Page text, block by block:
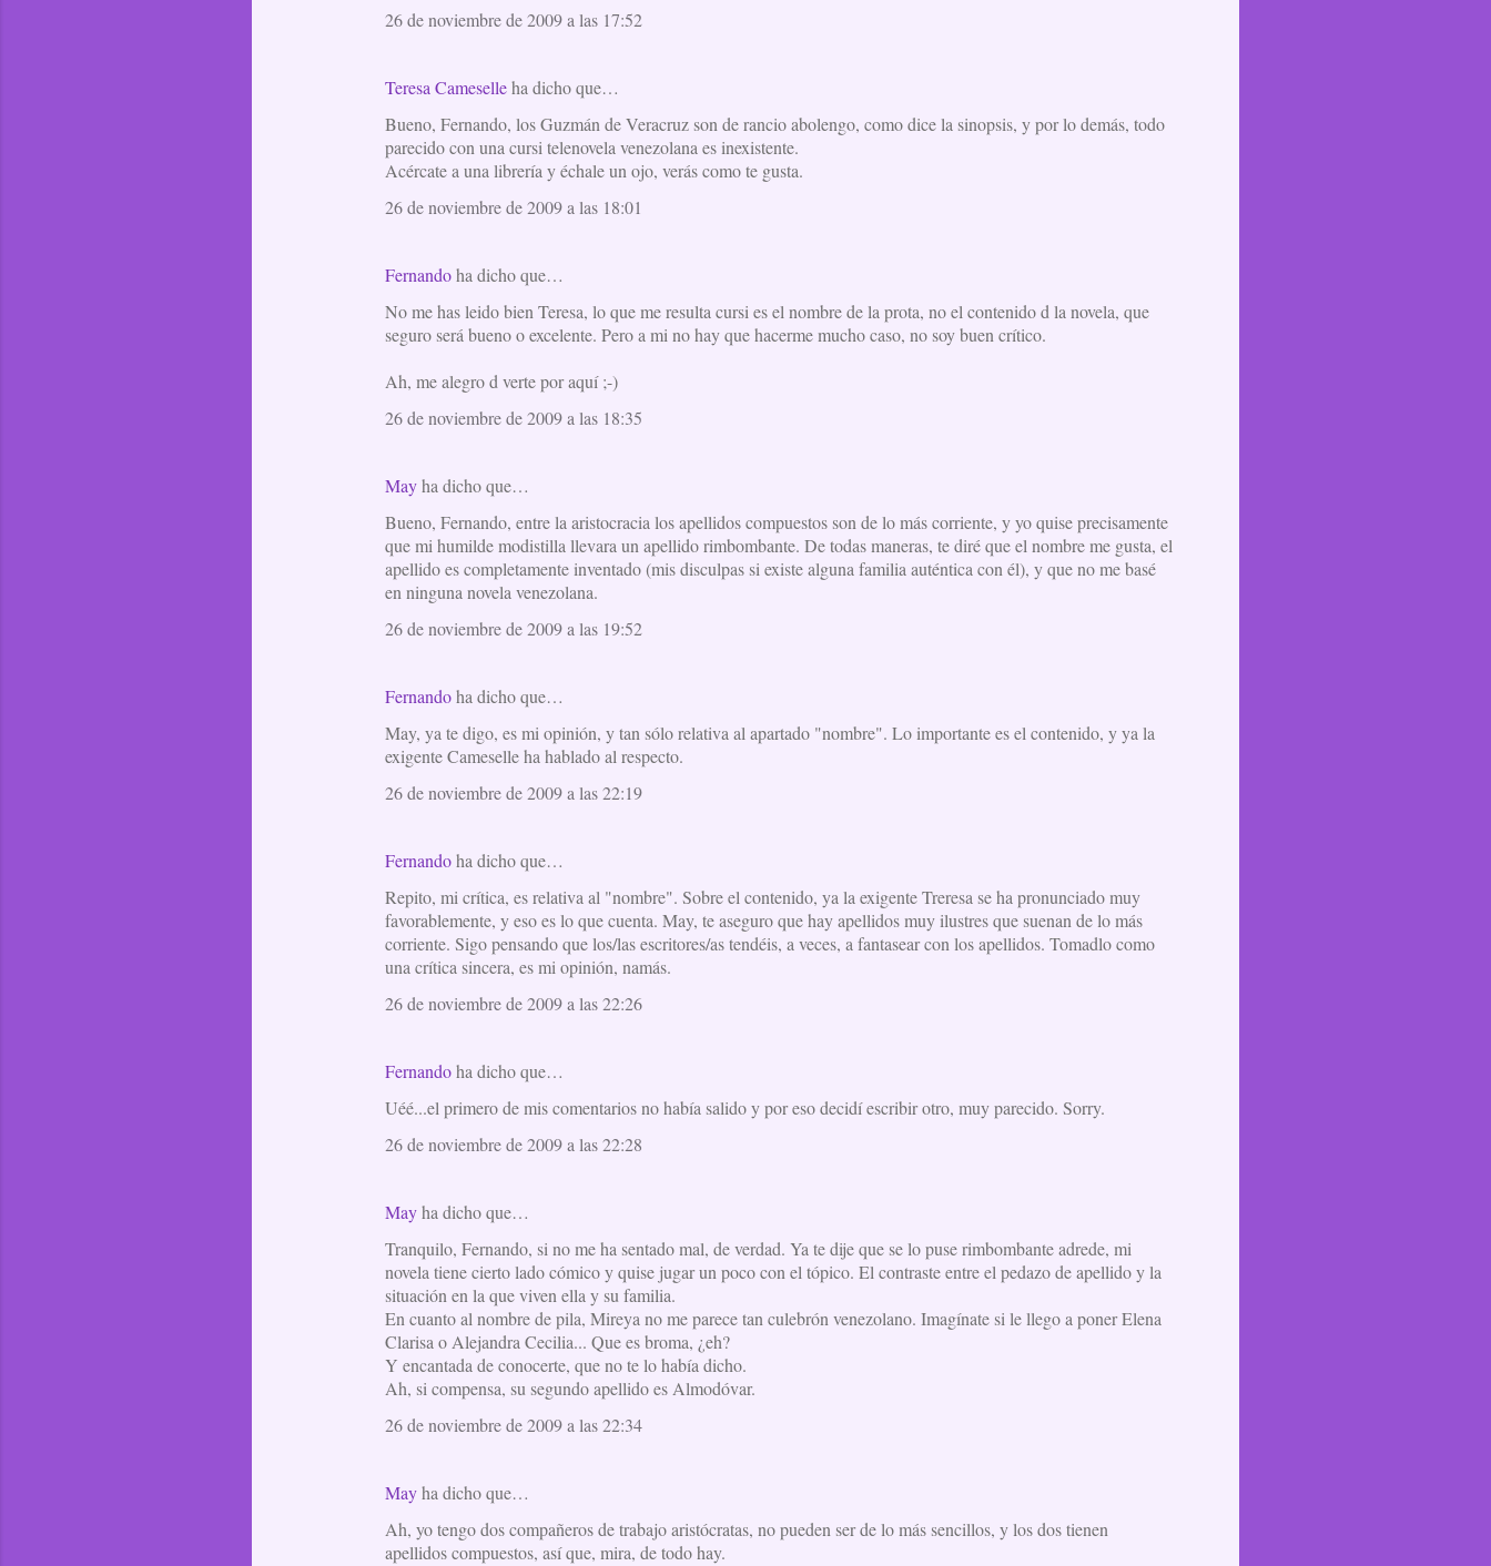
26 de noviembre de 2009 a las 17:52
Teresa Cameselleha dicho que…
Bueno, Fernando, los Guzmán de Veracruz son de rancio abolengo, como dice la sinopsis, y por lo demás, todo
parecido con una cursi telenovela venezolana es inexistente.
Acércate a una librería y échale un ojo, verás como te gusta.
26 de noviembre de 2009 a las 18:01
Fernandoha dicho que…
No me has leido bien Teresa, lo que me resulta cursi es el nombre de la prota, no el contenido d la novela, que
seguro será bueno o excelente. Pero a mi no hay que hacerme mucho caso, no soy buen crítico.
Ah, me alegro d verte por aquí ;-)
26 de noviembre de 2009 a las 18:35
Mayha dicho que…
Bueno, Fernando, entre la aristocracia los apellidos compuestos son de lo más corriente, y yo quise precisamente
que mi humilde modistilla llevara un apellido rimbombante. De todas maneras, te diré que el nombre me gusta, el
apellido es completamente inventado (mis disculpas si existe alguna familia auténtica con él), y que no me basé
en ninguna novela venezolana.
26 de noviembre de 2009 a las 19:52
Fernandoha dicho que…
May, ya te digo, es mi opinión, y tan sólo relativa al apartado "nombre". Lo importante es el contenido, y ya la
exigente Cameselle ha hablado al respecto.
26 de noviembre de 2009 a las 22:19
Fernandoha dicho que…
Repito, mi crítica, es relativa al "nombre". Sobre el contenido, ya la exigente Treresa se ha pronunciado muy
favorablemente, y eso es lo que cuenta. May, te aseguro que hay apellidos muy ilustres que suenan de lo más
corriente. Sigo pensando que los/las escritores/as tendéis, a veces, a fantasear con los apellidos. Tomadlo como
una crítica sincera, es mi opinión, namás.
26 de noviembre de 2009 a las 22:26
Fernandoha dicho que…
Uéé...el primero de mis comentarios no había salido y por eso decidí escribir otro, muy parecido. Sorry.
26 de noviembre de 2009 a las 22:28
Mayha dicho que…
Tranquilo, Fernando, si no me ha sentado mal, de verdad. Ya te dije que se lo puse rimbombante adrede, mi
novela tiene cierto lado cómico y quise jugar un poco con el tópico. El contraste entre el pedazo de apellido y la
situación en la que viven ella y su familia.
En cuanto al nombre de pila, Mireya no me parece tan culebrón venezolano. Imagínate si le llego a poner Elena
Clarisa o Alejandra Cecilia... Que es broma, ¿eh?
Y encantada de conocerte, que no te lo había dicho.
Ah, si compensa, su segundo apellido es Almodóvar.
26 de noviembre de 2009 a las 22:34
Mayha dicho que…
Ah, yo tengo dos compañeros de trabajo aristócratas, no pueden ser de lo más sencillos, y los dos tienen
apellidos compuestos, así que, mira, de todo hay.